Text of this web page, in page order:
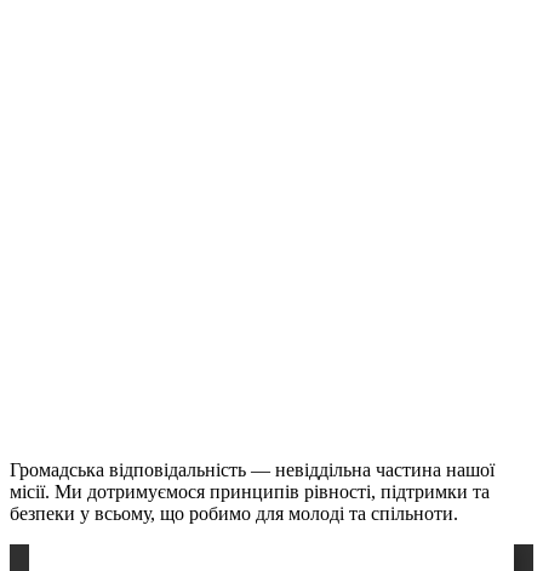
Громадська відповідальність — невіддільна частина нашої
місії. Ми дотримуємося принципів рівності, підтримки та
безпеки у всьому, що робимо для молоді та спільноти.